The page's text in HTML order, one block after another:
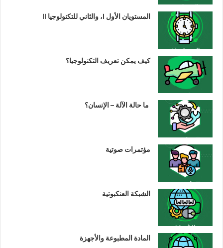
المستويان الأول I، والثاني للتكنولوجيا II
كيف يمكن تعريف التكنولوجيا؟
ما حالة الآلة – الإنسان؟
مؤتمرات صوتية
الشبكة العنكبوتية
المادة المطبوعة والأجهزة